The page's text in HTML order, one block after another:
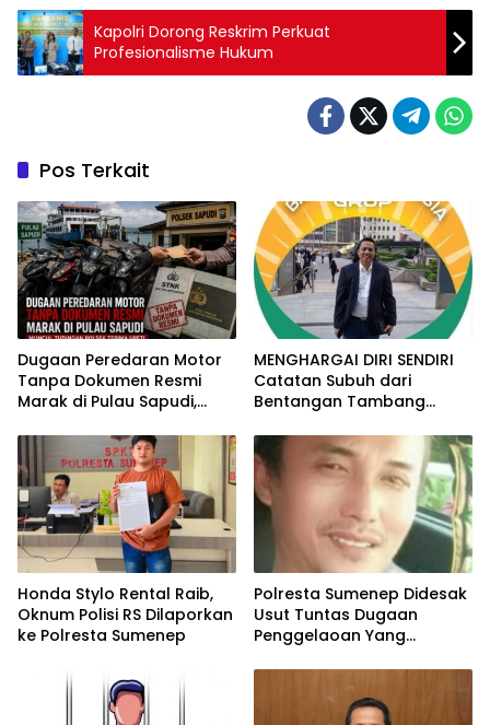
Kapolri Dorong Reskrim Perkuat
Profesionalisme Hukum
Pos Terkait
Dugaan Peredaran Motor
Tanpa Dokumen Resmi
Marak di Pulau Sapudi,
MENGHARGAI DIRI SENDIRI
Catatan Subuh dari
Bentangan Tambang
Honda Stylo Rental Raib,
Oknum Polisi RS Dilaporkan
ke Polresta Sumenep
Polresta Sumenep Didesak
Usut Tuntas Dugaan
Penggelaoan Yang
Inisial RS